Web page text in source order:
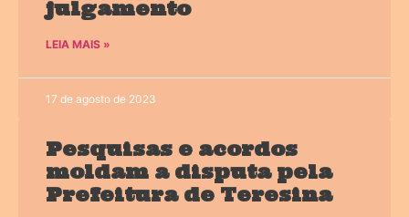
julgamento
LEIA MAIS »
17 de agosto de 2023
Pesquisas e acordos
moldam a disputa pela
Prefeitura de Teresina